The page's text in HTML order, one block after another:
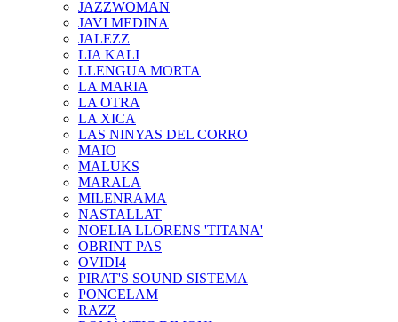
JAZZWOMAN
JAVI MEDINA
JALEZZ
LIA KALI
LLENGUA MORTA
LA MARIA
LA OTRA
LA XICA
LAS NINYAS DEL CORRO
MAIO
MALUKS
MARALA
MILENRAMA
NASTALLAT
NOELIA LLORENS 'TITANA'
OBRINT PAS
OVIDI4
PIRAT'S SOUND SISTEMA
PONCELAM
RAZZ